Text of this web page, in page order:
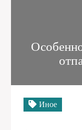
Иное